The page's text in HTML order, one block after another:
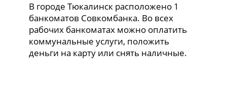
В городе Тюкалинск расположено 1
банкоматов Совкомбанка. Во всех
рабочих банкоматах можно оплатить
коммунальные услуги, положить
деньги на карту или снять наличные.